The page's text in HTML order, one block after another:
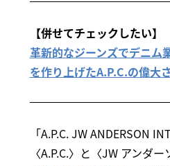
【併せてチェックしたい】
革新的なジーンズでデニム
を作り上げたA.P.C.の偉大
「A.P.C. JW ANDERSON
〈A.P.C.〉と〈JW アンダ